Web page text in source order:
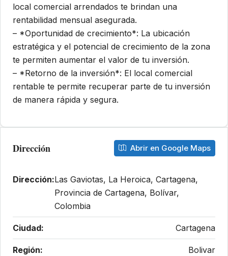
local comercial arrendados te brindan una
rentabilidad mensual asegurada.
– *Oportunidad de crecimiento*: La ubicación
estratégica y el potencial de crecimiento de la zona
te permiten aumentar el valor de tu inversión.
– *Retorno de la inversión*: El local comercial
rentable te permite recuperar parte de tu inversión
de manera rápida y segura.
Dirección Abrir en Google Maps
Dirección:Las Gaviotas, La Heroica, Cartagena,
Provincia de Cartagena, Bolívar,
Colombia
Ciudad: Cartagena
Región: Bolivar